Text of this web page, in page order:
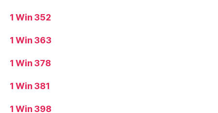
1 Win 352
1 Win 363
1 Win 378
1 Win 381
1 Win 398